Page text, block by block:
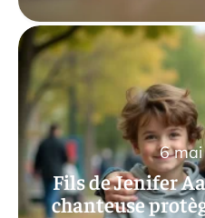
Fils de Jenifer
chanteuse
6